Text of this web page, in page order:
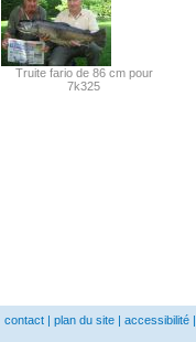
Truite fario de 86 cm pour
7k325
contact| plan du site| accessibilité|